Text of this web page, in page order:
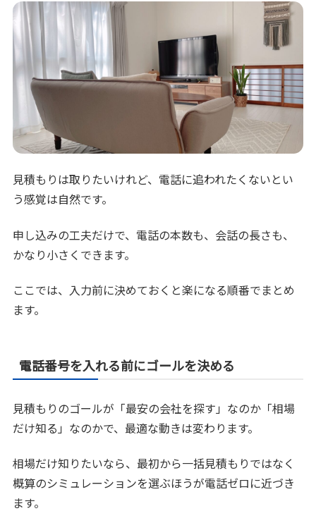
見積もりは取りたいけれど、電話に追われたくないとい
う感覚は自然です。
申し込みの工夫だけで、電話の本数も、会話の長さも、
かなり小さくできます。
ここでは、入力前に決めておくと楽になる順番でまとめ
ます。
電話番号を入れる前にゴールを決める
見積もりのゴールが「最安の会社を探す」なのか「相場
だけ知る」なのかで、最適な動きは変わります。
相場だけ知りたいなら、最初から一括見積もりではなく
概算のシミュレーションを選ぶほうが電話ゼロに近づき
ます。